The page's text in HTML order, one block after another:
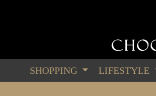
SHOPPING LIFESTYLE